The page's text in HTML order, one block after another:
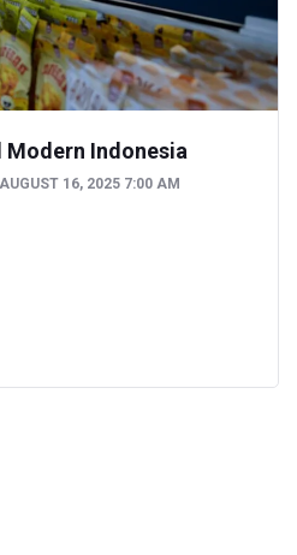
Modern Indonesia
16, 2025 7:00 AM